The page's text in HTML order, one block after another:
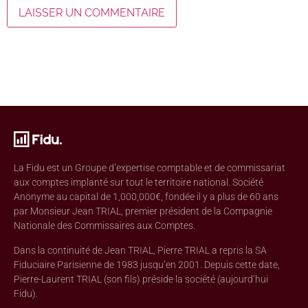
La Fidu est un Groupe d’expertise comptable et de commissariat
aux comptes implanté sur tout le territoire national. Société
Anonyme au capital de 1,000,000€, fondée il y a plus de 60 ans
par Monsieur Jean TRIAL, premier président de la Compagnie
Nationale des Commissaires aux Comptes.
Dans la continuité de Jean TRIAL, Pierre TRIAL a repris la SA
Fiduciaire Parisienne de 1983 jusqu’en 2001. Depuis cette date,
Pierre-Laurent TRIAL (son fils) préside la société (aujourd’hui
Fidu).